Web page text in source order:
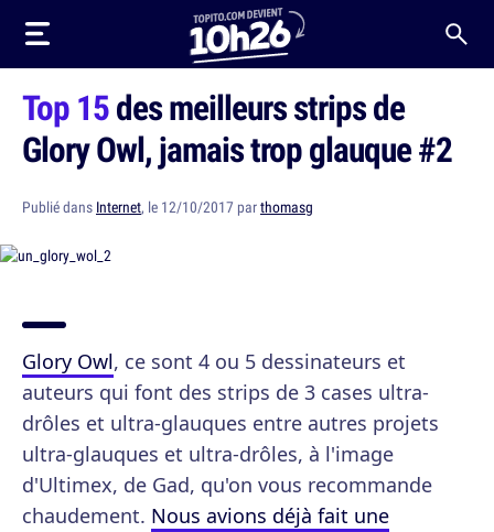
Top 15des meilleurs strips de
Glory Owl, jamais trop glauque #2
Publié dans Internet, le 12/10/2017 parthomasg
Glory Owl, ce sont 4 ou 5 dessinateurs et
auteurs qui font des strips de 3 cases ultra-
drôles et ultra-glauques entre autres projets
ultra-glauques et ultra-drôles, à l'image
d'Ultimex, de Gad, qu'on vous recommande
chaudement. Nous avions déjà fait une